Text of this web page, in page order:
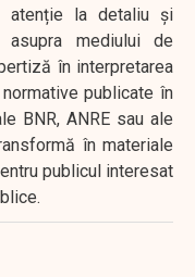
atenție la detaliu și
asupra mediului de
în interpretarea
publicate în
BNR, ANRE sau ale
în materiale
publicul interesat